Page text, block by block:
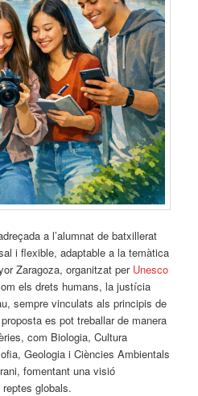
a l’alumnat de batxillerat
i flexible, adaptable a la temàtica
Zaragoza, organitzat per Unesco
els drets humans, la justícia
sempre vinculats als principis de
es pot treballar de manera
com Biologia, Cultura
Geologia i Ciències Ambientals
fomentant una visió
globals.